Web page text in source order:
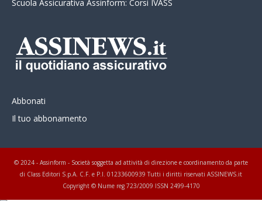
Scuola Assicurativa Assinform: Corsi IVASS
Abbonati
Il tuo abbonamento
© 2024 - Assinform - Società soggetta ad attività di direzione e coordinamento da parte
di Class Editori S.p.A. C.F. e P.I. 01233600939 Tutti i diritti riservati ASSINEWS.it
Copyright © Nume reg 723/2009 ISSN 2499-4170